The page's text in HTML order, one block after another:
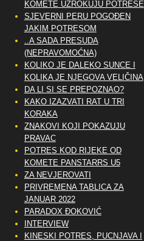
KOMETE UZROKUJU POTRESE
SJEVERNI PERU POGOĐEN
JAKIM POTRESOM
..A SADA PRESUDA
(NEPRAVOMOĆNA)
KOLIKO JE DALEKO SUNCE I
KOLIKA JE NJEGOVA VELIČINA
DA LI SI SE PREPOZNAO?
KAKO IZAZVATI RAT U TRI
KORAKA
ZNAKOVI KOJI POKAZUJU
PRAVAC
POTRES KOD RIJEKE OD
KOMETE PANSTARRS U5
ZA NEVJEROVATI
PRIVREMENA TABLICA ZA
JANUAR 2022
PARADOX ĐOKOVIĆ
INTERVIEW
KINESKI POTRES, PUCNJAVA I